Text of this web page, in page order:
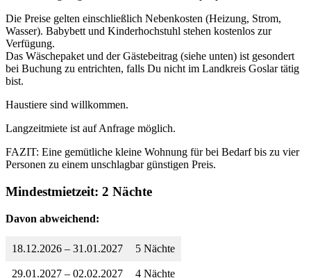
Die Preise gelten einschließlich Nebenkosten (Heizung, Strom,
Wasser). Babybett und Kinderhochstuhl stehen kostenlos zur
Verfügung.
Das Wäschepaket und der Gästebeitrag (siehe unten) ist gesondert
bei Buchung zu entrichten, falls Du nicht im Landkreis Goslar tätig
bist.
Haustiere sind willkommen.
Langzeitmiete ist auf Anfrage möglich.
FAZIT: Eine gemütliche kleine Wohnung für bei Bedarf bis zu vier
Personen zu einem unschlagbar günstigen Preis.
Mindestmietzeit: 2 Nächte
Davon abweichend:
18.12.2026 – 31.01.2027 5 Nächte
29.01.2027 – 02.02.2027 4 Nächte